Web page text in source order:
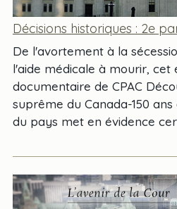
Décisions historiques : 2e
De l'avortement à la
l'aide médicale à mourir, cet
documentaire de CPAC
suprême du Canada-150
du pays met en évidence